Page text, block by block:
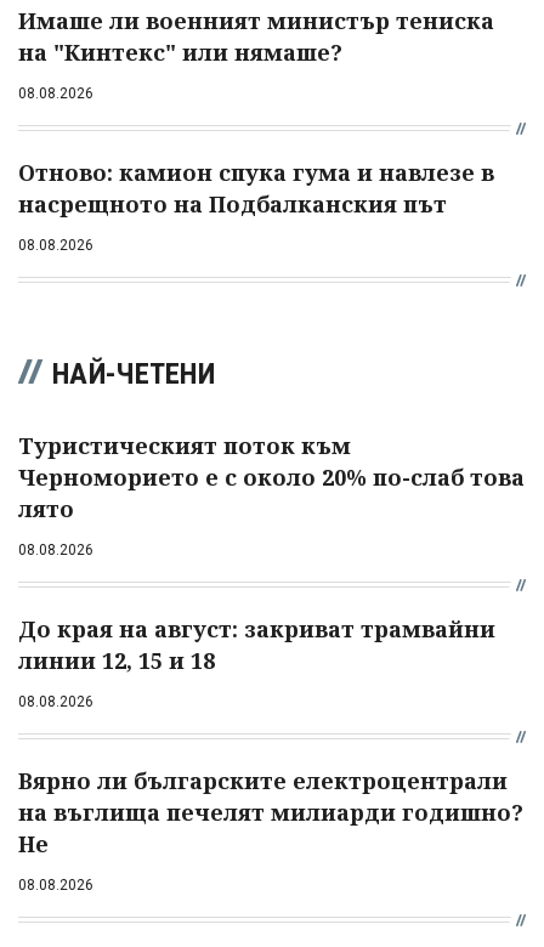
Имаше ли военният министър тениска
на "Кинтекс" или нямаше?
08.08.2026
Отново: камион спука гума и навлезе в
насрещното на Подбалканския път
08.08.2026
НАЙ-ЧЕТЕНИ
Туристическият поток към
Черноморието е с около 20% по-слаб това
лято
08.08.2026
До края на август: закриват трамвайни
линии 12, 15 и 18
08.08.2026
Вярно ли българските електроцентрали
на въглища печелят милиарди годишно?
Не
08.08.2026